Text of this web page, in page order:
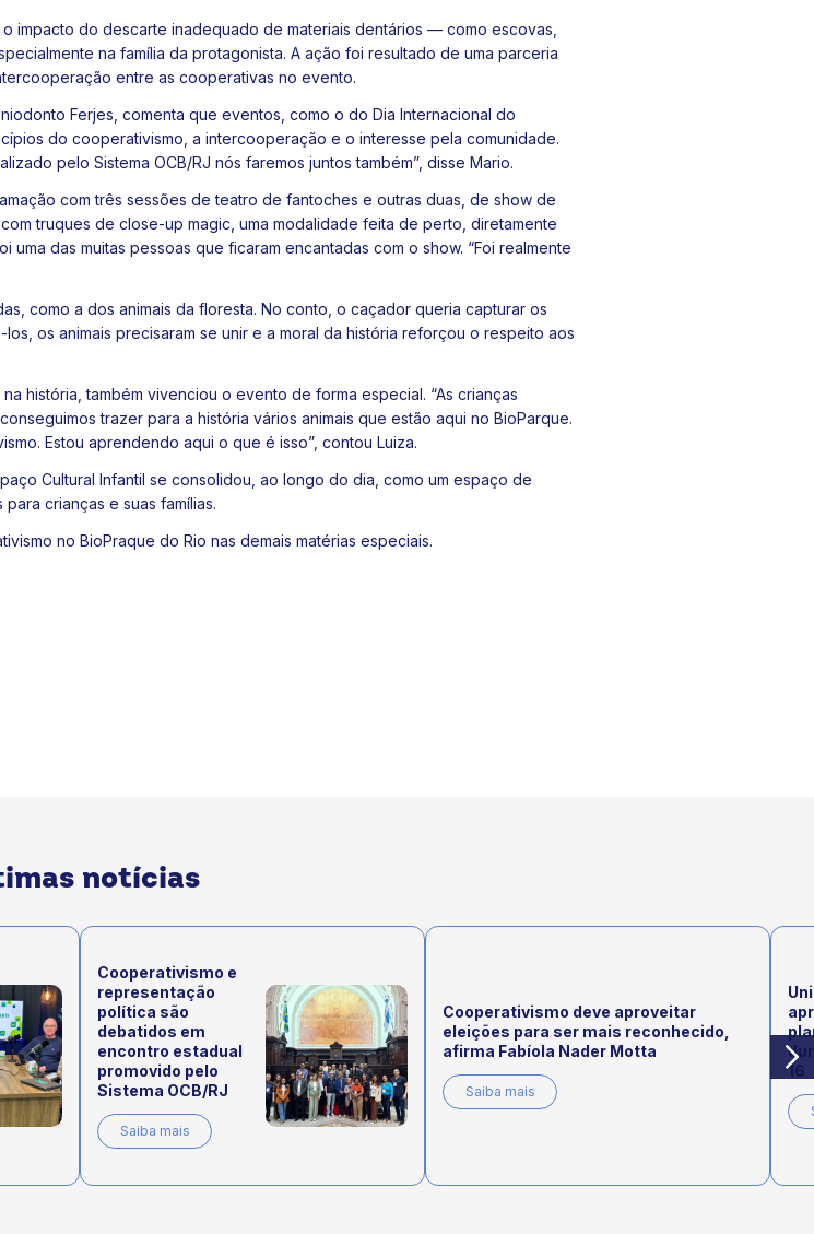
impacto do descarte inadequado de materiais dentários — como escovas,
na família da protagonista. A ação foi resultado de uma parceria
entre as cooperativas no evento.
Ferjes, comenta que eventos, como o do Dia Internacional do
do cooperativismo, a intercooperação e o interesse pela comunidade.
pelo Sistema OCB/RJ nós faremos juntos também”, disse Mario.
com três sessões de teatro de fantoches e outras duas, de show de
truques de close-up magic, uma modalidade feita de perto, diretamente
das muitas pessoas que ficaram encantadas com o show. “Foi realmente
como a dos animais da floresta. No conto, o caçador queria capturar os
os animais precisaram se unir e a moral da história reforçou o respeito aos
história, também vivenciou o evento de forma especial. “As crianças
trazer para a história vários animais que estão aqui no BioParque.
Estou aprendendo aqui o que é isso”, contou Luiza.
Cultural Infantil se consolidou, ao longo do dia, como um espaço de
crianças e suas famílias.
no BioPraque do Rio nas demais matérias especiais.
notícias
Cooperativismo e
representação
política são
debatidos em
encontro estadual
promovido pelo
Sistema OCB/RJ
Saiba mais
Cooperativismo deve aproveitar
eleições para ser mais reconhecido,
afirma Fabíola Nader Motta
Saiba mais
16